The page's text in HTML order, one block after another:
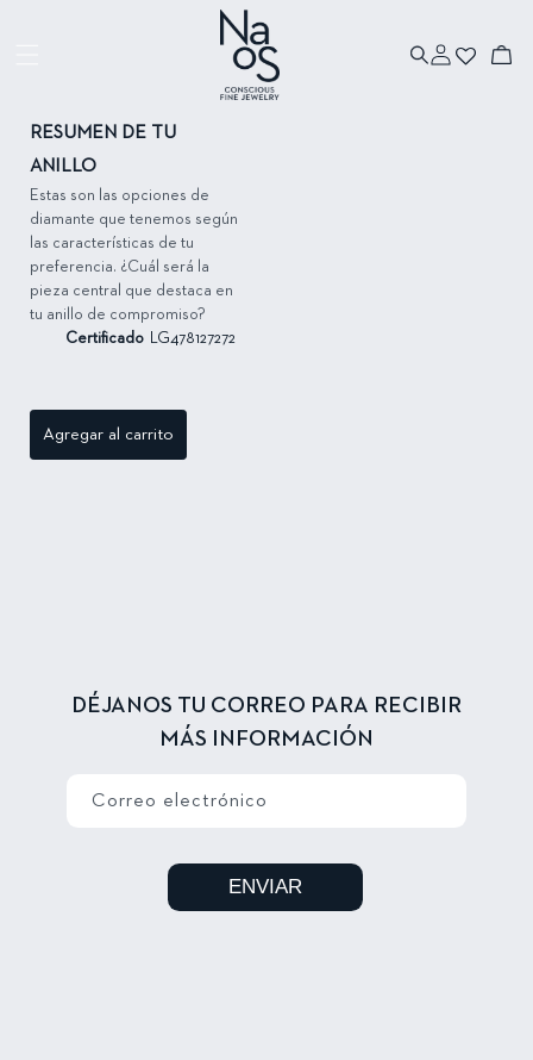
sesión
Carrito
RESUMEN DE TU
ANILLO
Estas son las opciones de
diamante que tenemos según
las características de tu
preferencia. ¿Cuál será la
pieza central que destaca en
tu anillo de compromiso?
Certificado LG478127272
Agregar al carrito
DÉJANOS TU CORREO PARA RECIBIR
MÁS INFORMACIÓN
Correo electrónico
ENVIAR